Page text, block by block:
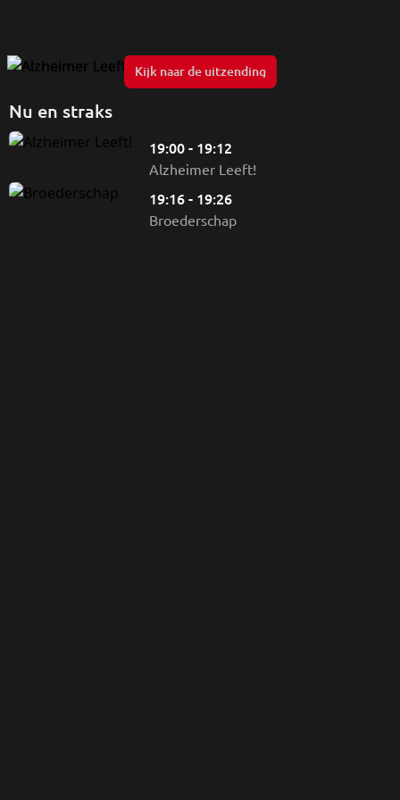
Kijk naar de uitzending
Nu en straks
19:00 - 19:12
Alzheimer Leeft!
19:16 - 19:26
Broederschap